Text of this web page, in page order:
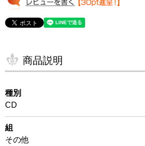
商品説明
種別
CD
組
その他